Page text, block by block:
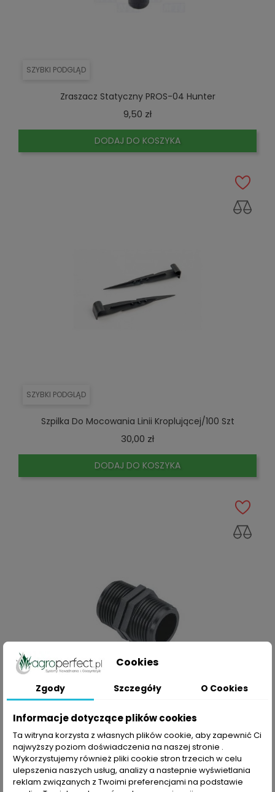
SZYBKI PODGLĄD
Zraszacz Statyczny PROS-04 Hunter
9,50 złCena
DODAJ DO KOSZYKA
SZYBKI PODGLĄD
Szpilka Do Mocowania Linii Kroplującej/100 Szt
30,00 złCena
DODAJ DO KOSZYKA
SZYBKI PODGLĄD
Nypel 1''
2,29 złCena
Cookies
Zgody Szczegóły O Cookies
Informacje dotyczące plików cookies
Ta witryna korzysta z własnych plików cookie, aby zapewnić Ci
najwyższy poziom doświadczenia na naszej stronie .
Wykorzystujemy również pliki cookie stron trzecich w celu
ulepszenia naszych usług, analizy a nastepnie wyświetlania
reklam związanych z Twoimi preferencjami na podstawie